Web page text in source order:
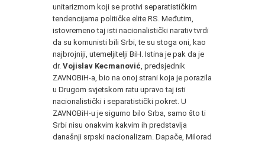
unitarizmom koji se protivi separatističkim
tendencijama političke elite RS. Međutim,
istovremeno taj isti nacionalistički narativ tvrdi
da su komunisti bili Srbi, te su stoga oni, kao
najbrojniji, utemeljitelji BiH. Istina je pak da je
dr. Vojislav Kecmanović , predsjednik
ZAVNOBiH-a, bio na onoj strani koja je porazila
u Drugom svjetskom ratu upravo taj isti
nacionalistički i separatistički pokret. U
ZAVNOBiH-u je sigurno bilo Srba, samo što ti
Srbi nisu onakvim kakvim ih predstavlja
današnji srpski nacionalizam. Dapače, Milorad